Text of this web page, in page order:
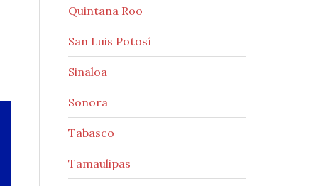
Quintana Roo
San Luis Potosí
Sinaloa
Sonora
Tabasco
Tamaulipas